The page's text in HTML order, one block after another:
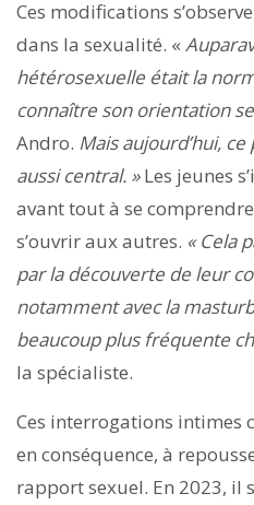
Ces modifications
dans la sexualité. «
hétérosexuelle était la
connaître son orientation
Andro. Mais aujourd’hui,
aussi central. »Les jeunes
avant tout à se
s’ouvrir aux autres. « Cela
par la découverte de leur
notamment avec la
beaucoup plus fréquente
la spécialiste.
Ces interrogations intimes
en conséquence, à
rapport sexuel. En 2023, il